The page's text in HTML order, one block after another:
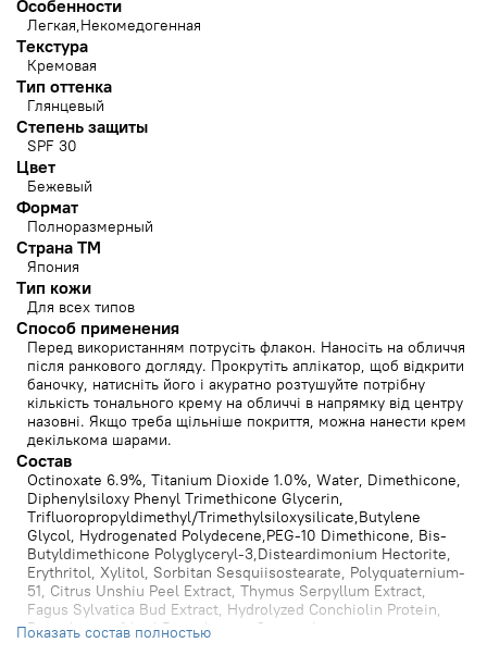
Особенности
Легкая Некомедогенная
Текстура
Кремовая
Тип оттенка
Глянцевый
Степень защиты
SPF 30
Цвет
Бежевый
Формат
Полноразмерный
Страна ТМ
Япония
Тип кожи
Для всех типов
Способ применения
Перед використанням потрусіть флакон. Наносіть на обличчя
після ранкового догляду. Прокрутіть аплікатор, щоб відкрити
баночку, натисніть його і акуратно розтушуйте потрібну
кількість тонального крему на обличчі в напрямку від центру
назовні. Якщо треба щільніше покриття, можна нанести крем
декількома шарами.
Состав
Octinoxate 6.9%, Titanium Dioxide 1.0%, Water, Dimethicone,
Diphenylsiloxy Phenyl Trimethicone Glycerin,
Trifluoropropyldimethyl/Trimethylsiloxysilicate,Butylene
Glycol, Hydrogenated Polydecene,PEG-10 Dimethicone, Bis-
Butyldimethicone Polyglyceryl-3,Disteardimonium Hectorite,
Erythritol, Xylitol, Sorbitan Sesquiisostearate, Polyquaternium-
51, Citrus Unshiu Peel Extract, Thymus Serpyllum Extract,
Fagus Sylvatica Bud Extract, Hydrolyzed Conchiolin Protein,
Dimethicone/Vinyl Dimethicone Crosspolymer,
Показать состав полностью